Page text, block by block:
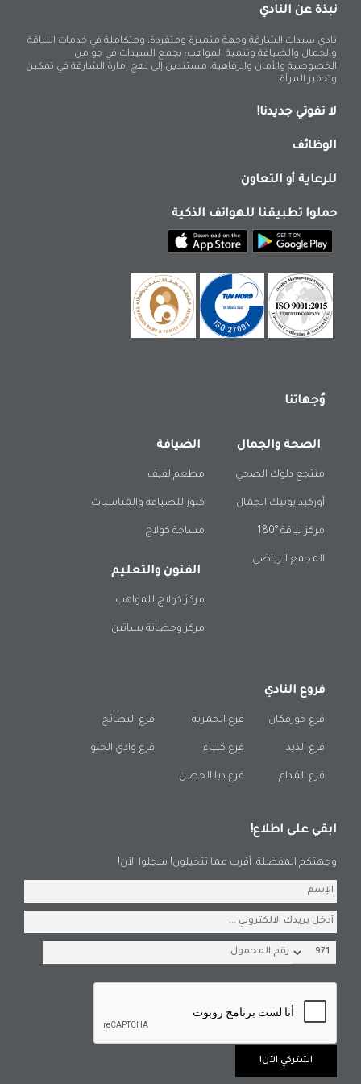
نبذة عن النادي
نادي سيدات الشارقة وجهة متميزة ومتفردة، ومتكاملة في خدمات اللياقة
والجمال والضيافة وتنمية المواهب؛ يجمع السيدات في جو من
الخصوصية والأمان والرفاهية، مستندين إلى نهج إمارة الشارقة في تمكين
وتحفيز المرأة.
لا تفوتي جديدنا!
الوظائف
للرعاية أو التعاون
حملوا تطبيقنا للهواتف الذكية
وُجهاتنا
الصحة والجمال
منتجع دلوك الصحي
أوركيد بوتيك الجمال
مركز لياقة °180
المجمع الرياضي
الضيافة
مطعم لفيف
كنوز للضيافة والمناسبات
مساحة كولاج
الفنون والتعليم
مركز كولاج للمواهب
مركز وحضانة بساتين
فروع النادي
فرع خورفكان
فرع الذيد
فرع المُدام
فرع الحمرية
فرع كلباء
فرع دبا الحصن
فرع البطائح
فرع وادي الحلو
ابقي على اطلاع!
وجهتكم المفضلة، أقرب مما تتخيلون! سجلوا الآن!